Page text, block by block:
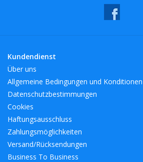
Kundendienst
Über uns
Allgemeine Bedingungen und Konditionen
Datenschutzbestimmungen
Cookies
Haftungsausschluss
Zahlungsmöglichkeiten
Versand/Rücksendungen
Business To Business